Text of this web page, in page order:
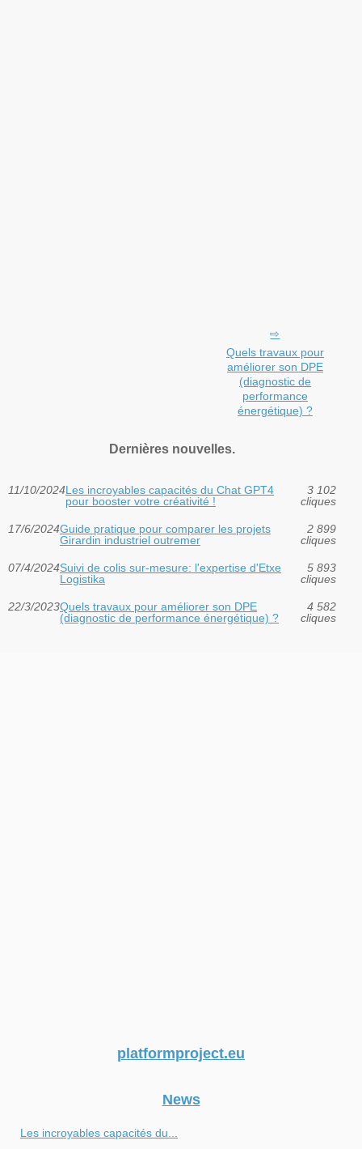
Quels travaux pour
améliorer son DPE
(diagnostic de
performance
énergétique) ?
Dernières nouvelles.
11/10/2024Les incroyables capacités du Chat GPT4
pour booster votre créativité !
3 102
cliques
17/6/2024Guide pratique pour comparer les projets
Girardin industriel outremer
2 899
cliques
07/4/2024Suivi de colis sur-mesure: l'expertise d'Etxe
Logistika
5 893
cliques
22/3/2023Quels travaux pour améliorer son DPE
(diagnostic de performance énergétique) ?
4 582
cliques
platformproject.eu
News
Les incroyables capacités du...